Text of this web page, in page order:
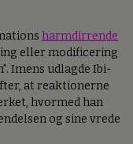
harmdirrende
eller modificering
Imens udlagde Ibi-
at reaktionerne
hvormed han
og sine vrede